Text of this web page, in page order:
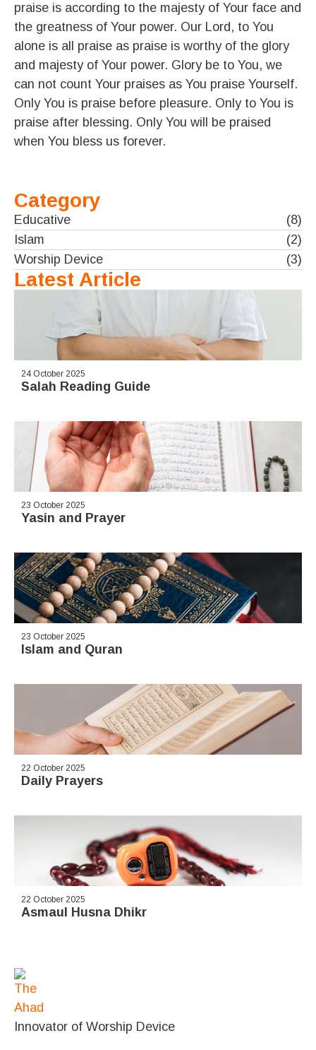
praise is according to the majesty of Your face and
the greatness of Your power. Our Lord, to You
alone is all praise as praise is worthy of the glory
and majesty of Your power. Glory be to You, we
can not count Your praises as You praise Yourself.
Only You is praise before pleasure. Only to You is
praise after blessing. Only You will be praised
when You bless us forever.
Category
Educative
(8)
Islam
(2)
Worship Device
(3)
Latest Article
24 October 2025
Salah Reading Guide
23 October 2025
Yasin and Prayer
23 October 2025
Islam and Quran
22 October 2025
Daily Prayers
22 October 2025
Asmaul Husna Dhikr
Innovator of Worship Device